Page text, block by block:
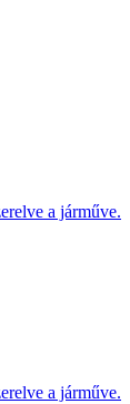
a járműve.
a járműve.